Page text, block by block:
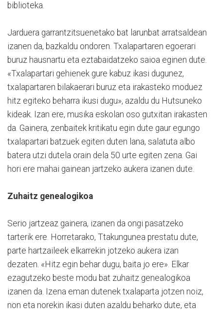
biblioteka.
Jarduera garrantzitsuenetako bat larunbat arratsaldean
izanen da, bazkaldu ondoren. Txalapartaren egoerari
buruz hausnartu eta eztabaidatzeko saioa eginen dute.
«Txalapartari gehienek gure kabuz ikasi dugunez,
txalapartaren bilakaerari buruz eta irakasteko moduez
hitz egiteko beharra ikusi dugu», azaldu du Hutsuneko
kideak. Izan ere, musika eskolan oso gutxitan irakasten
da. Gainera, zenbaitek kritikatu egin dute gaur egungo
txalapartari batzuek egiten duten lana, salatuta albo
batera utzi dutela orain dela 50 urte egiten zena. Gai
hori ere mahai gainean jartzeko aukera izanen dute.
Zuhaitz genealogikoa
Serio jartzeaz gainera, izanen da ongi pasatzeko
tarterik ere. Horretarako, Ttakungunea prestatu dute,
parte hartzaileek elkarrekin jotzeko aukera izan
dezaten. «Hitz egin behar dugu, baita jo ere». Elkar
ezagutzeko beste modu bat zuhaitz genealogikoa
izanen da. Izena eman dutenek txalaparta jotzen noiz,
non eta norekin ikasi duten azaldu beharko dute, eta